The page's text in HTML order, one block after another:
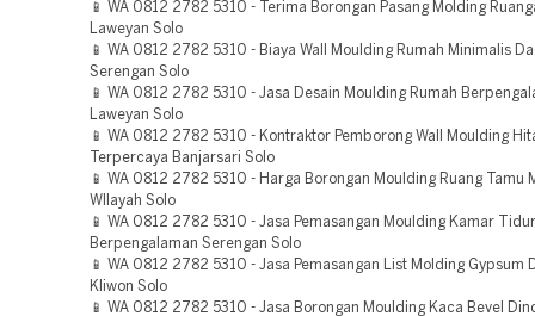
📱 WA 0812 2782 5310 - Terima Borongan Pasang Molding
Laweyan Solo
📱 WA 0812 2782 5310 - Biaya Wall Moulding Rumah Minimalis
Serengan Solo
📱 WA 0812 2782 5310 - Jasa Desain Moulding Rumah
Laweyan Solo
📱 WA 0812 2782 5310 - Kontraktor Pemborong Wall Moulding
Terpercaya Banjarsari Solo
📱 WA 0812 2782 5310 - Harga Borongan Moulding Ruang Tamu
WIlayah Solo
📱 WA 0812 2782 5310 - Jasa Pemasangan Moulding Kamar Tidur
Berpengalaman Serengan Solo
📱 WA 0812 2782 5310 - Jasa Pemasangan List Molding Gypsum
Kliwon Solo
📱 WA 0812 2782 5310 - Jasa Borongan Moulding Kaca Bevel